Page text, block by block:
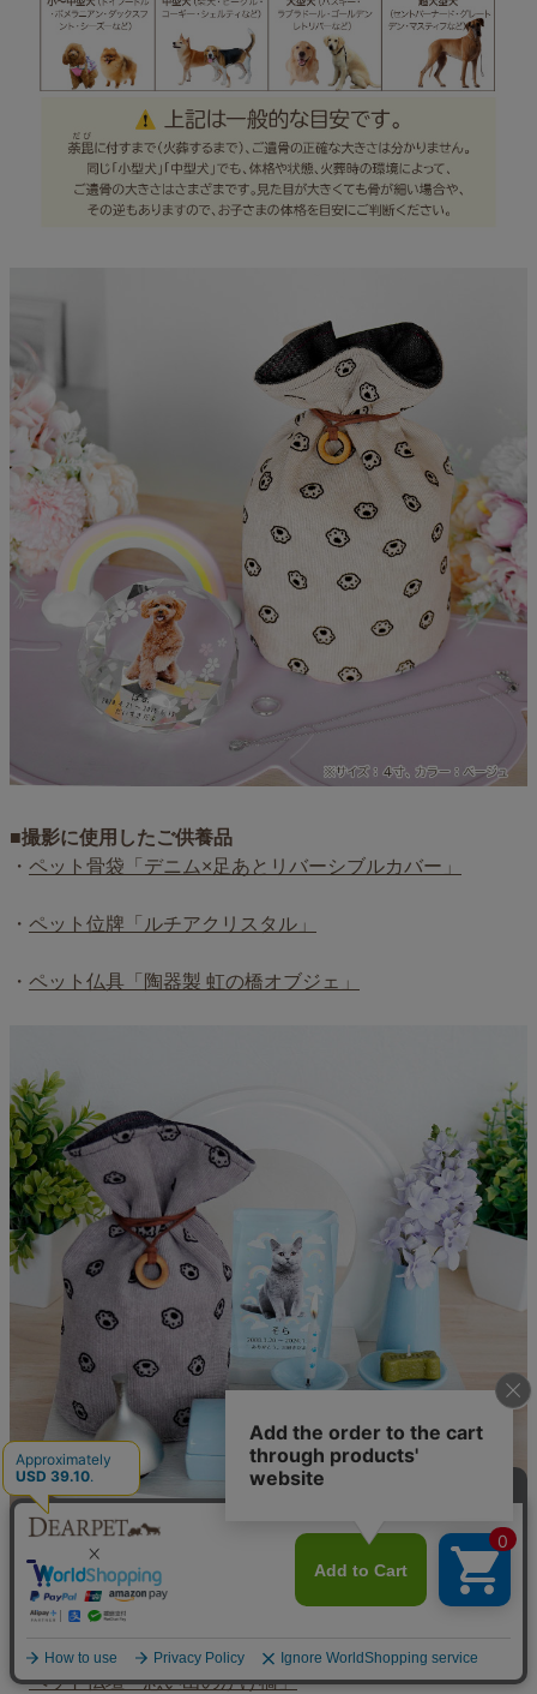
■撮影に使用したご供養品
・ ペット骨袋「デニム×足あとリバーシブルカバー」
・ ペット位牌「ルチアクリスタル」
・ ペット仏具「陶器製 虹の橋オブジェ」
■撮影に使用したご供養品
ペット骨袋「デニム×足あとリバーシブルカバー」
・ペット仏壇「思い出のかけ橋」